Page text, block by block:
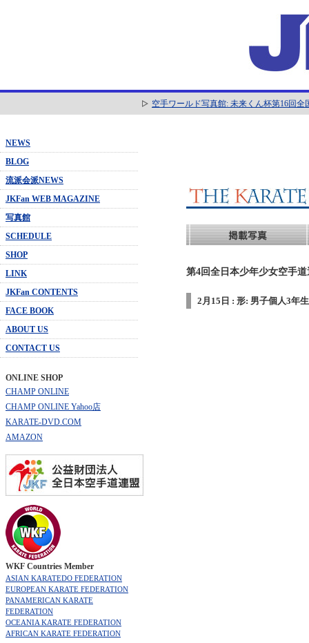
空手ワールド写真館: 未来くん杯第16回
NEWS
BLOG
流派会派NEWS
JKFan WEB MAGAZINE
写真館
SCHEDULE
SHOP
LINK
JKFan CONTENTS
FACE BOOK
ABOUT US
CONTACT US
ONLINE SHOP
CHAMP ONLINE
CHAMP ONLINE Yahoo店
KARATE-DVD.COM
AMAZON
WKF Countries Member
ASIAN KARATEDO FEDERATION
EUROPEAN KARATE FEDERATION
PANAMERICAN KARATE
FEDERATION
OCEANIA KARATE FEDERATION
AFRICAN KARATE FEDERATION
第4回全日本少年少女空手
2月15日 : 形: 男子個人3年